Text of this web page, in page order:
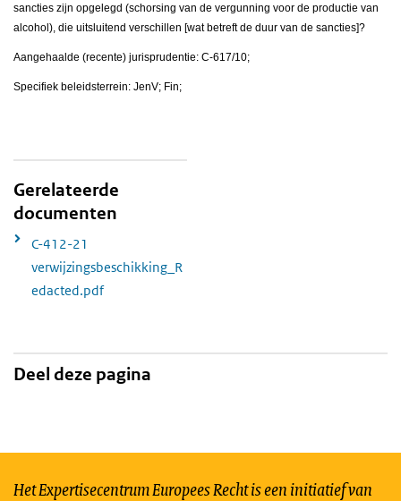
sancties zijn opgelegd (schorsing van de vergunning voor de productie van
alcohol), die uitsluitend verschillen [wat betreft de duur van de sancties]?
Aangehaalde (recente) jurisprudentie: C-617/10;
Specifiek beleidsterrein: JenV; Fin;
Gerelateerde
documenten
C-412-21
verwijzingsbeschikking_R
edacted.pdf
Deel deze pagina
Het Expertisecentrum Europees Recht is een initiatief van